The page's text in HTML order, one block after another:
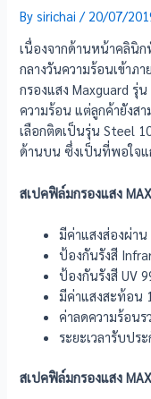
Bysirichai / 20/07/
เนื่องจากด้านหน้าคลินิก
กลางวันความร้อนเข้าภ
กรองแสง Maxguard รุ่
ความร้อน แต่ลูกค้ายังส
เลือกติดเป็นรุ่น Steel
ด้านบน ซึ่งเป็นที่พอใจแ
สเปคฟิล์มกรองแสง
มีค่าแสงส่องผ่าน
ป้องกันรังสี
ป้องกันรังสี UV
มีค่าแสงสะท้อน
ค่าลดความร้อนร
ระยะเวลารับปร
สเปคฟิล์มกรองแสง